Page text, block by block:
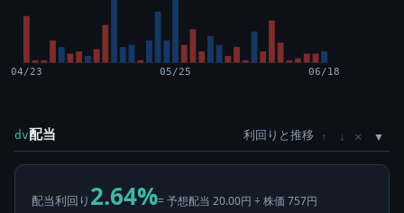
04/23 05/25 06/18
dv配当 利回りと推移 ↑ ↓ ×
配当利回り 2.64%= 予想配当 20.00円 ÷ 株価 757円